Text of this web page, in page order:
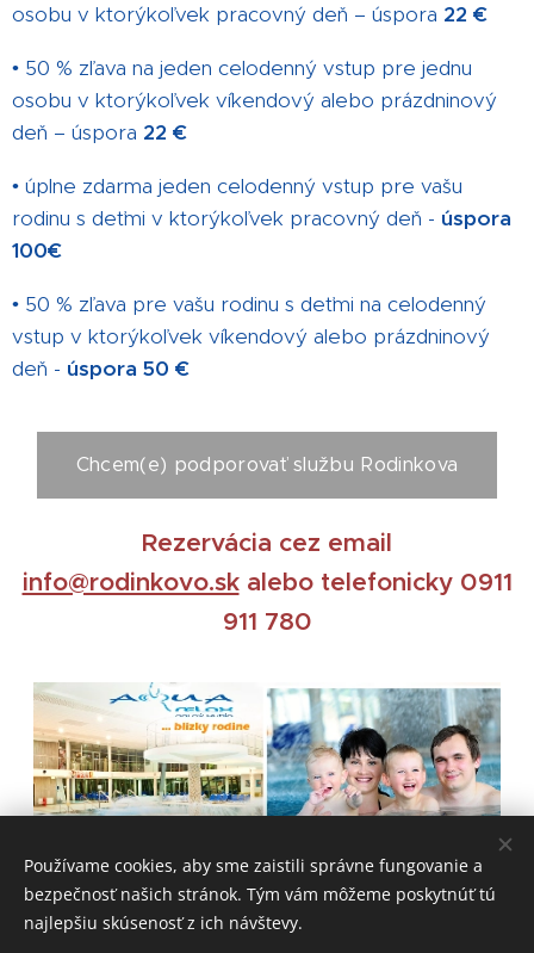
osobu v ktorýkoľvek pracovný deň – úspora 22 €
• 50 % zľava na jeden celodenný vstup pre jednu
osobu v ktorýkoľvek víkendový alebo prázdninový
deň – úspora 22 €
• úplne zdarma jeden celodenný vstup pre vašu
rodinu s deťmi v ktorýkoľvek pracovný deň - úspora
100€
• 50 % zľava pre vašu rodinu s deťmi na celodenný
vstup v ktorýkoľvek víkendový alebo prázdninový
deň - úspora 50 €
Chcem(e) podporovať službu Rodinkova
Rezervácia cez email
info@rodinkovo.skalebo telefonicky 0911
911 780
Používame cookies, aby sme zaistili správne fungovanie a
bezpečnosť našich stránok. Tým vám môžeme poskytnúť tú
najlepšiu skúsenosť z ich návštevy.